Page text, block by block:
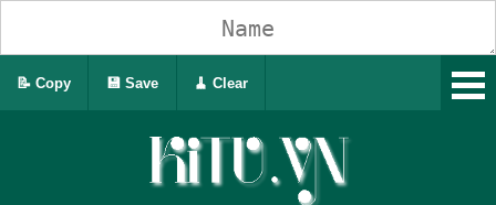
📝 Copy 💾 Save 🧹 Clear